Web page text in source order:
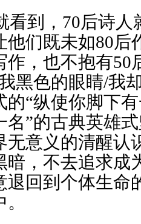
看到，70后诗
他们既未如80后
作，也不抱有50
黑色的眼睛/我
的“纵使你脚下
名”的古典英雄
无意义的清醒认
暗，不去追求成
退回到个体生命